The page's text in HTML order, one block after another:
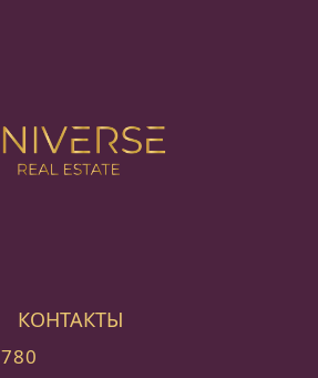
КОНТАКТЫ